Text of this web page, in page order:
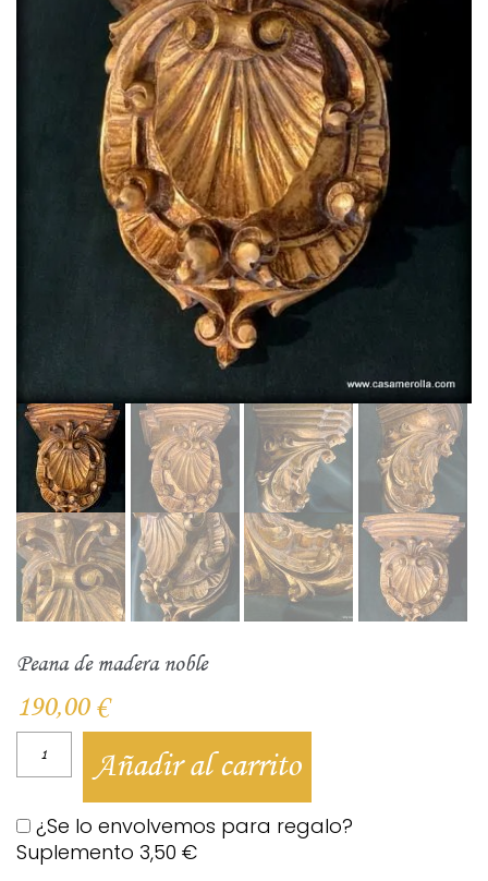
Peana de madera noble
190,00 €
Añadir al carrito
¿Se lo envolvemos para regalo?
Suplemento 3,50 €